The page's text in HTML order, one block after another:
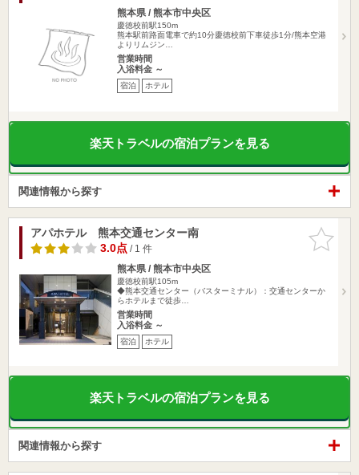
熊本県 / 熊本市中央区
慶徳校前駅150m
熊本駅前路面電車で約10分慶徳校前下車徒歩1分/熊本空港
よりリムジン…
営業時間
入浴料金 ～
宿泊 ホテル
楽天トラベルの宿泊プランを見る
関連情報から探す
お気に入
りに追加
アパホテル 熊本交通センター南
3.0点/ 1 件
熊本県 / 熊本市中央区
慶徳校前駅105m
◆熊本交通センター（バスターミナル）：交通センターか
らホテルまで徒歩…
営業時間
入浴料金 ～
宿泊 ホテル
楽天トラベルの宿泊プランを見る
関連情報から探す